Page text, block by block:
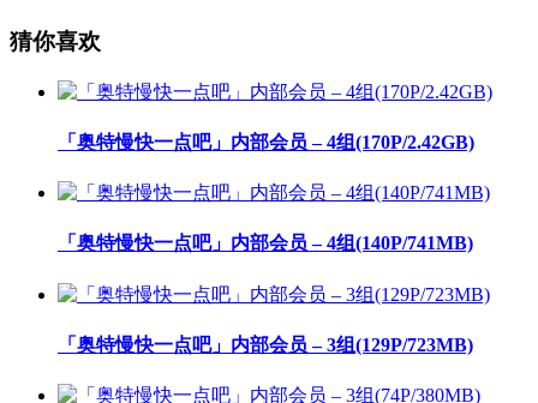
猜你喜欢
「奥特慢快一点吧」内部会员 – 4组(170P/2.42GB)
「奥特慢快一点吧」内部会员 – 4组(140P/741MB)
「奥特慢快一点吧」内部会员 – 3组(129P/723MB)